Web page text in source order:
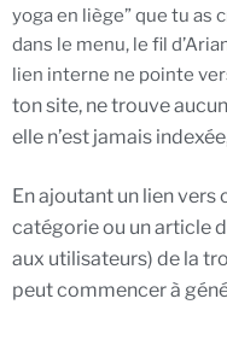
yoga en liège” que tu as
dans le menu, le fil
lien interne ne pointe
ton site, ne trouve
elle n’est jamais
En ajoutant un lien
catégorie ou un article
aux utilisateurs) de la
peut commencer à